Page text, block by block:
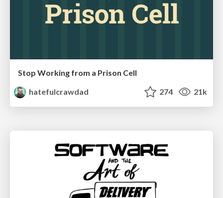
Stop Working from a Prison Cell
hatefulcrawdad
274 21k